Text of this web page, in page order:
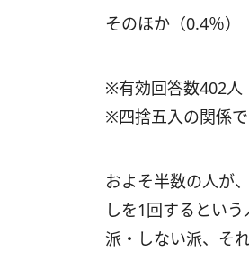
そのほか（0.4％）
※有効回答数402人
※四捨五入の関係
およそ半数の人が
しを1回するとい
派・しない派、そ